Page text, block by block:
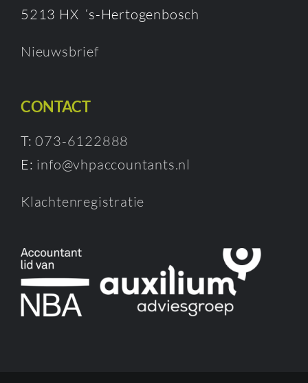
5213 HX ‘s-Hertogenbosch
Nieuwsbrief
CONTACT
T:073-6122888
E: info@vhpaccountants.nl
Klachtenregistratie